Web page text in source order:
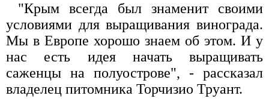
"Крым всегда был знаменит своими
условиями для выращивания винограда.
Мы в Европе хорошо знаем об этом. И у
нас есть идея начать выращивать
саженцы на полуострове", - рассказал
владелец питомника Торчизио Труант.